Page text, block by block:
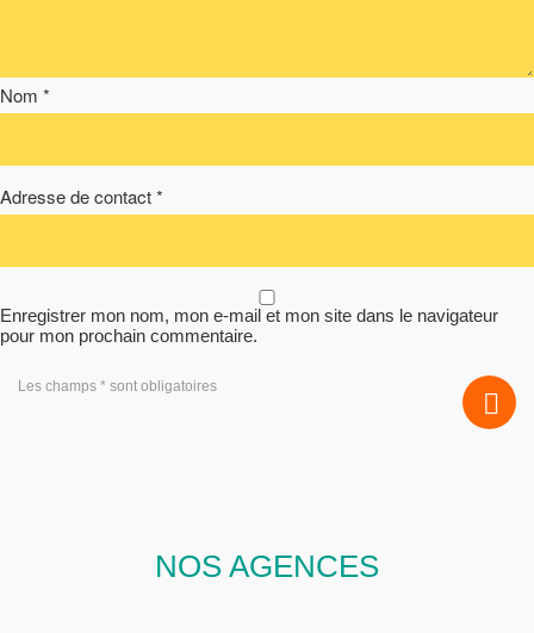
Nom *
Adresse de contact *
Enregistrer mon nom, mon e-mail et mon site dans le navigateur
pour mon prochain commentaire.
Les champs * sont obligatoires
NOS AGENCES